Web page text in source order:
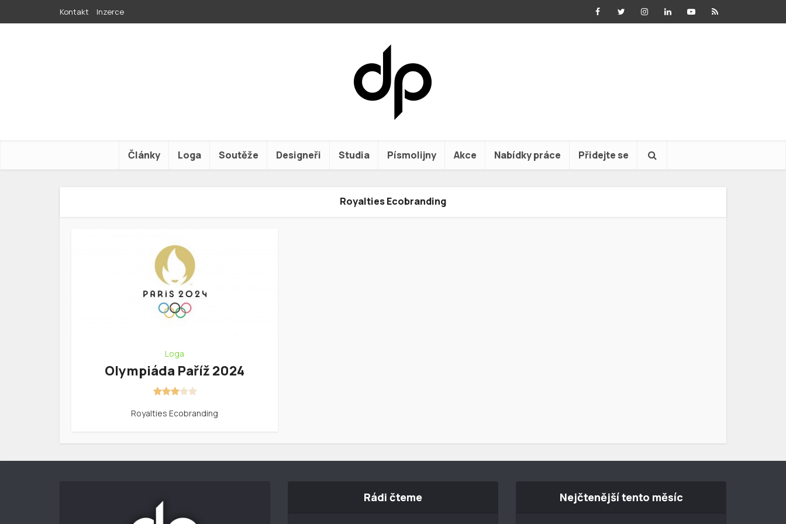
Kontakt Inzerce
Články Loga Soutěže Designeři Studia Písmolijny Akce Nabídky práce Přidejte se
Royalties Ecobranding
Loga
Olympiáda Paříž 2024
Royalties Ecobranding
Rádi čteme Nejčtenější tento měsíc